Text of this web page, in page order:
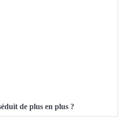
de plus en plus ?